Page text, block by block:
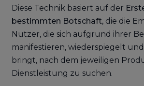
Diese Technik basiert auf der
bestimmten Botschaft, die die
Nutzer, die sich aufgrund ihrer
manifestieren, wiederspiegelt und
bringt, nach dem jeweiligen
Dienstleistung zu suchen.